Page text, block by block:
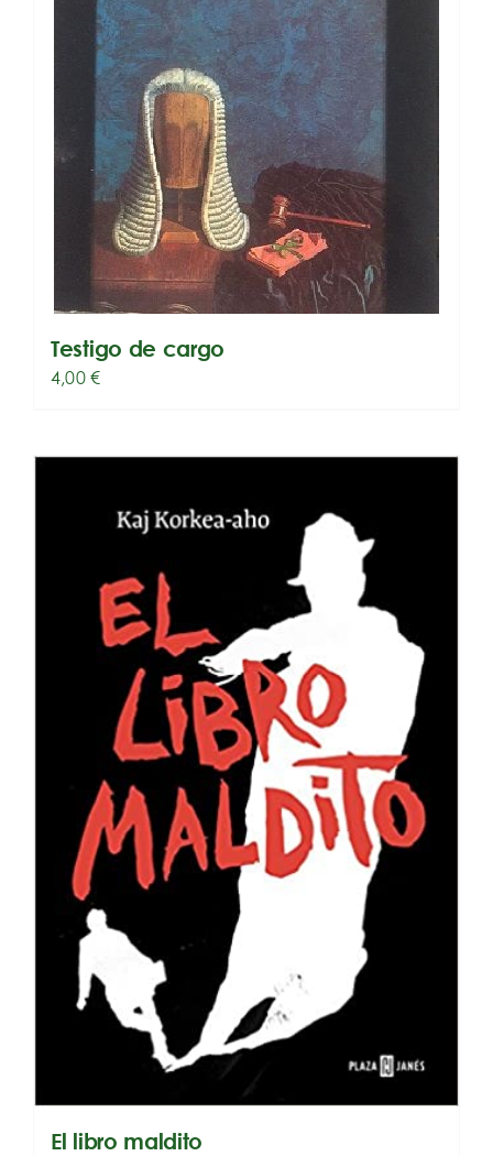
Testigo de cargo
4,00€
El libro maldito